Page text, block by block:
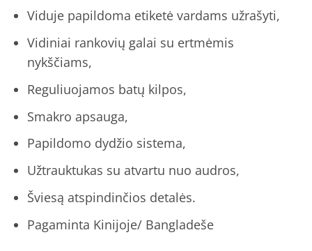
Viduje papildoma etiketė vardams užrašyti,
Vidiniai rankovių galai su ertmėmis
nykščiams,
Reguliuojamos batų kilpos,
Smakro apsauga,
Papildomo dydžio sistema,
Užtrauktukas su atvartu nuo audros,
Šviesą atspindinčios detalės.
Pagaminta Kinijoje/ Bangladeše